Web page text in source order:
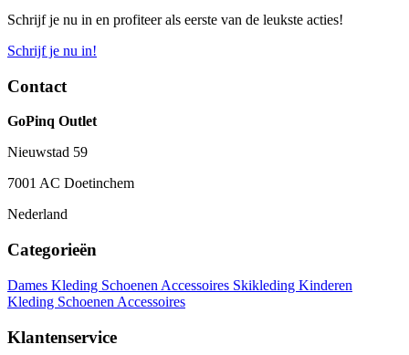
Schrijf je nu in en profiteer als eerste van de leukste acties!
Schrijf je nu in!
Contact
GoPinq Outlet
Nieuwstad 59
7001 AC Doetinchem
Nederland
Categorieën
Dames Kleding Schoenen Accessoires Skikleding Kinderen
Kleding Schoenen Accessoires
Klantenservice